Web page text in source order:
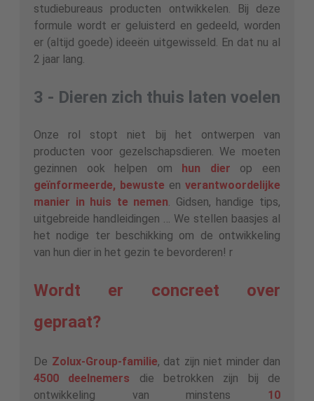
studiebureaus producten ontwikkelen. Bij deze
formule wordt er geluisterd en gedeeld, worden
er (altijd goede) ideeën uitgewisseld. En dat nu al
2 jaar lang.
3 - Dieren zich thuis laten voelen
Onze rol stopt niet bij het ontwerpen van
producten voor gezelschapsdieren. We moeten
gezinnen ook helpen om
hun dier op een
geïnformeerde, bewuste en verantwoordelijke
manier in huis te nemen. Gidsen, handige tips,
uitgebreide handleidingen … We stellen baasjes al
het nodige ter beschikking om de ontwikkeling
van hun dier in het gezin te bevorderen! r
Wordt er concreet over
gepraat?
De Zolux-Group-familie, dat zijn niet minder dan
4500 deelnemers die betrokken zijn bij de
ontwikkeling van minstens 10